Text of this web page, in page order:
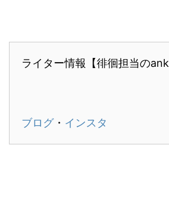
ライター情報【徘徊担当の
ブログ・ インスタ